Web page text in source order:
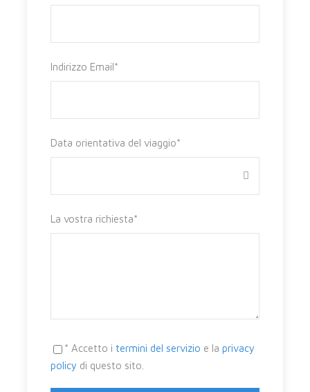
Indirizzo Email*
Data orientativa del viaggio*
La vostra richiesta*
* Accetto i termini del servizio e la privacy
policy di questo sito.
Giorno 1 Sabato
Arrivo in giornata a Cagliari, incontro con l’autista e
dell’isola, capoluogo del Giudicato di Arborea. La città,
massa, per assistere alla giostra a cavallo, organizzata
Giorno 2 Domenica ORISTANO
Mezza pensione in hotel. Intera giornata dedicata alla
“Sartiglia”, una emozionante corsa al galoppo per la